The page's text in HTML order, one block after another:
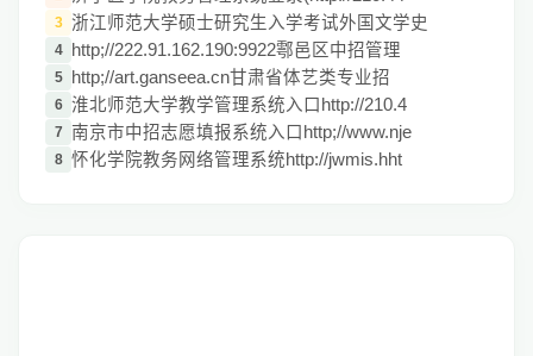
3 浙江师范大学硕士研究生入学考试外国文学史
4 http;//222.91.162.190:9922鄠邑区中招管理
5 http;//art.ganseea.cn甘肃省体艺类专业招
6 淮北师范大学教学管理系统入口http://210.4
7 南京市中招志愿填报系统入口http;//www.nje
8 怀化学院教务网络管理系统http://jwmis.hht